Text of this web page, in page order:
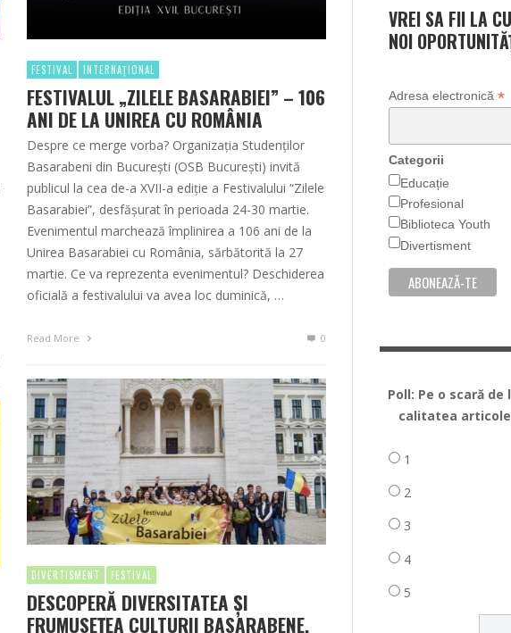
FESTIVAL INTERNAȚIONAL
FESTIVALUL „ZILELE BASARABIEI” – 106
ANI DE LA UNIREA CU ROMÂNIA
Despre ce merge vorba? Organizaţia Studenţilor
Basarabeni din Bucureşti (OSB București) invită
publicul la cea de-a XVII-a ediție a Festivalului “Zilele
Basarabiei”, desfășurat în perioada 24-30 martie.
Evenimentul marchează împlinirea a 106 ani de la
Unirea Basarabiei cu România, sărbătorită la 27
martie. Ce va reprezenta evenimentul? Deschiderea
oficială a festivalului va avea loc duminică, …
Read More 0
DIVERTISMENT FESTIVAL
DESCOPERĂ DIVERSITATEA ȘI
FRUMUSEȚEA CULTURII BASARABENE,
VREI SA FII LA
NOI
Adresa electronică *
Categorii
Educație
Profesional
Biblioteca Youth
Divertisment
Poll: Pe o scară
calitatea
1
2
3
4
5